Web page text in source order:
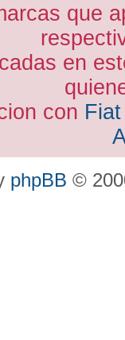
que
en
con
phpBB ©